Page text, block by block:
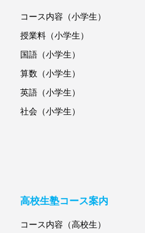
コース内容（小学生）
授業料（小学生）
国語（小学生）
算数（小学生）
英語（小学生）
社会（小学生）
高校生塾コース案内
コース内容（高校生）